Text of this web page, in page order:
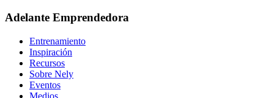
Adelante Emprendedora
Entrenamiento
Inspiración
Recursos
Sobre Nely
Eventos